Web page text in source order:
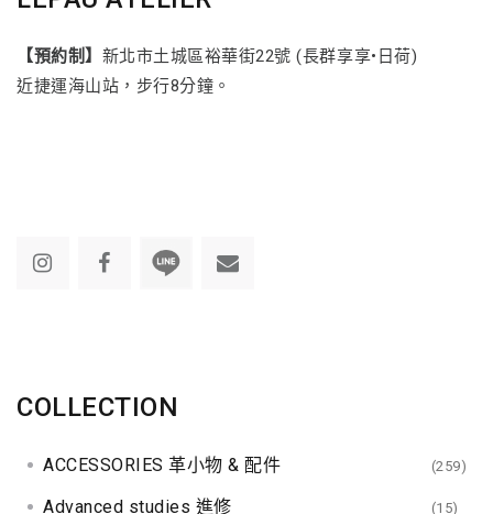
【預約制】 新北市土城區裕華街22號 (長群享享•日荷)
近捷運海山站，步行8分鐘。
COLLECTION
ACCESSORIES 革小物 & 配件 (259)
Advanced studies 進修 (15)